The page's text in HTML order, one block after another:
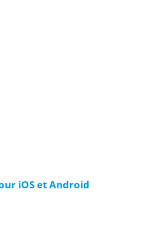
iOS et Android